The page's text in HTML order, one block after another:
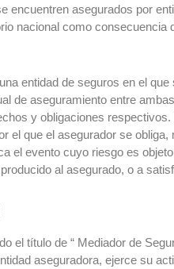
encuentren asegurados por
nacional como consecuencia
entidad de seguros en el
de aseguramiento entre
y obligaciones
el que el asegurador se
el evento cuyo riesgo es
al asegurado, o a
el título de “ Mediador de
aseguradora, ejerce su